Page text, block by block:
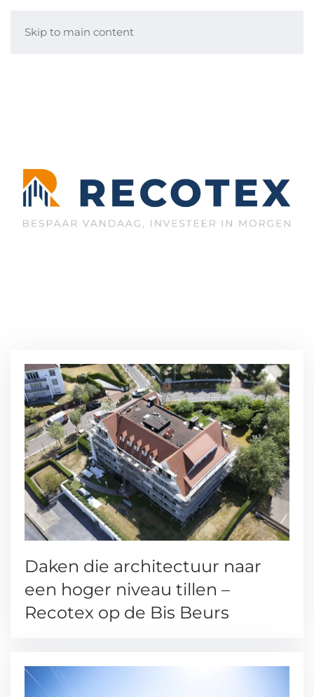
Skip to main content
Daken die architectuur naar
een hoger niveau tillen –
Recotex op de Bis Beurs